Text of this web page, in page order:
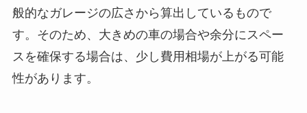
般的なガレージの広さから算出しているもので
す。そのため、大きめの車の場合や余分にスペー
スを確保する場合は、少し費用相場が上がる可能
性があります。